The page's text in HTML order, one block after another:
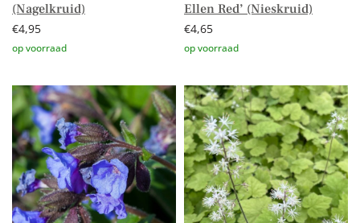
(Nagelkruid)
€4,95
Ellen Red’ (Nieskruid)
€4,65